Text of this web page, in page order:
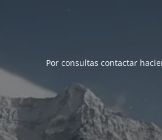
Por consultas contactar